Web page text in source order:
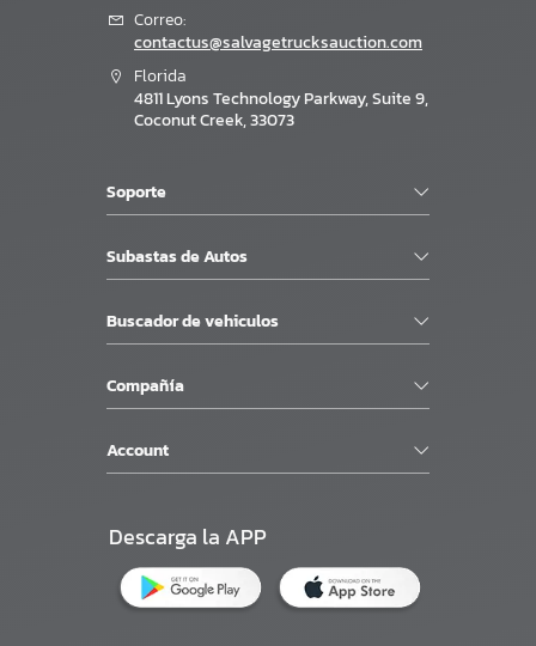
Correo:
contactus@salvagetrucksauction.com
Florida
4811 Lyons Technology Parkway, Suite 9,
Coconut Creek, 33073
Soporte
Subastas de Autos
Buscador de vehiculos
Compañía
Account
Descarga la APP